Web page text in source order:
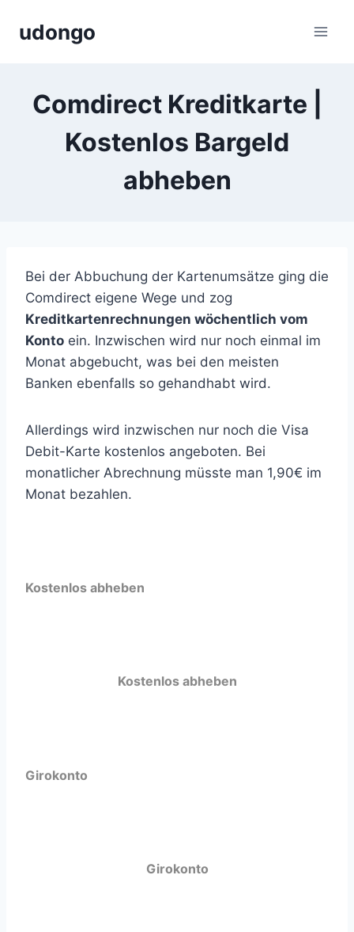
Inhaltudongo
Comdirect Kreditkarte |
Kostenlos Bargeld
abheben
Bei der Abbuchung der Kartenumsätze ging die
Comdirect eigene Wege und zog
Kreditkartenrechnungen wöchentlich vom
Konto ein. Inzwischen wird nur noch einmal im
Monat abgebucht, was bei den meisten
Banken ebenfalls so gehandhabt wird.
Allerdings wird inzwischen nur noch die Visa
Debit-Karte kostenlos angeboten. Bei
monatlicher Abrechnung müsste man 1,90€ im
Monat bezahlen.
Kostenlos abheben
Kostenlos abheben
Girokonto
Girokonto